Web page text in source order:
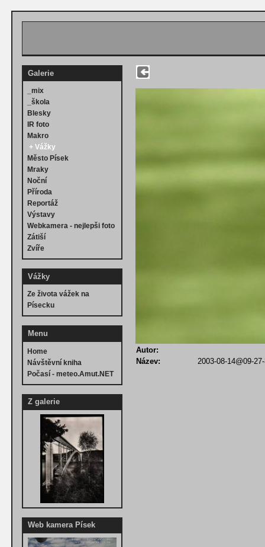
Galerie
_mix
_škola
Blesky
IR foto
Makro
+ Vážky
Město Písek
Mraky
Noční
Příroda
Reportáž
Výstavy
Webkamera - nejlepši foto
Zátiší
Zvíře
Vážky
Ze života vážek na
Písecku
Menu
Home
Návštěvní kniha
Počasí - meteo.Amut.NET
Z galerie
Web kamera Písek
Autor:
Název:
2003-08-14@09-